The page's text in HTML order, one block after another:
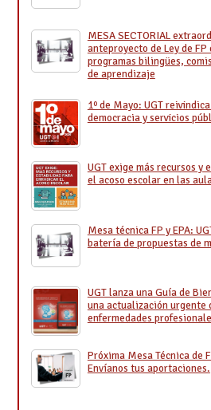
MESA SECTORIAL
anteproyecto de Ley de
programas bilingües,
de aprendizaje
1º de Mayo: UGT
democracia y servicios
UGT exige más recursos
el acoso escolar en las
Mesa técnica FP y EPA:
batería de propuestas de
UGT lanza una Guía de
una actualización urgente
enfermedades
Próxima Mesa Técnica de
Envíanos tus aportaciones.